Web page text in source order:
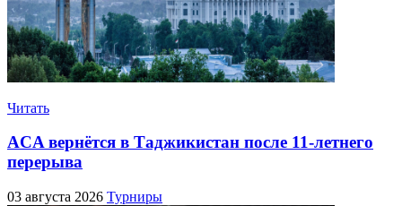
Читать
ACA вернётся в Таджикистан после 11-летнего
перерыва
03 августа 2026 Турниры